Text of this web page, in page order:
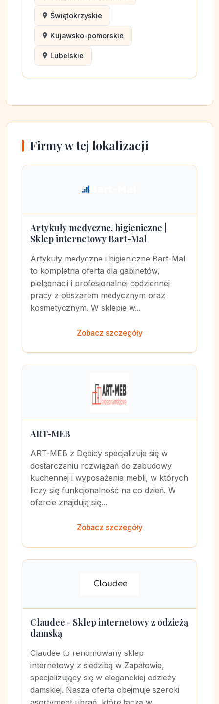
Świętokrzyskie
Kujawsko-pomorskie
Lubelskie
Firmy w tej lokalizacji
Artykuły medyczne, higieniczne |
Sklep internetowy Bart-Mal
Artykuły medyczne i higieniczne Bart-Mal
to kompletna oferta dla gabinetów,
pielęgnacji i profesjonalnej codziennej
pracy z obszarem medycznym oraz
kosmetycznym. W sklepie w...
Zobacz szczegóły
ART-MEB
ART-MEB z Dębicy specjalizuje się w
dostarczaniu rozwiązań do zabudowy
kuchennej i wyposażenia mebli, w których
liczy się funkcjonalność na co dzień. W
ofercie znajdują się...
Zobacz szczegóły
Claudee - Sklep internetowy z odzieżą
damską
Claudee to renomowany sklep
internetowy z siedzibą w Zapałowie,
specjalizujący się w eleganckiej odzieży
damskiej. Nasza oferta obejmuje szeroki
asortyment ubrań, które łączą w...